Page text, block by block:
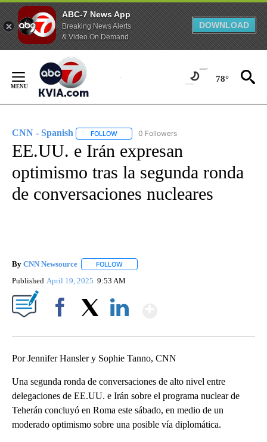
ABC-7 News App
Breaking News Alerts
& Video On Demand
DOWNLOAD
Content
78°
CNN - Spanish FOLLOW FOLLOW "CNN - SPANISH" TO RECEIVE
0 Followers
EE.UU. e Irán expresan
optimismo tras la segunda ronda
de conversaciones nucleares
By CNN Newsource FOLLOW
Published April 19, 2025 9:53 AM
Por Jennifer Hansler y Sophie Tanno, CNN
Una segunda ronda de conversaciones de alto nivel entre
delegaciones de EE.UU. e Irán sobre el programa nuclear de
Teherán concluyó en Roma este sábado, en medio de un
moderado optimismo sobre una posible vía diplomática.